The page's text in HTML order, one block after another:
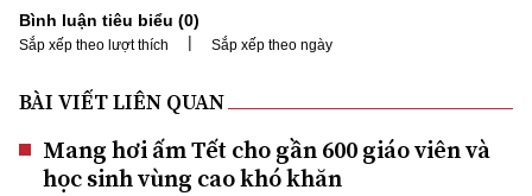
Bình luận tiêu biểu (0)
Sắp xếp theo lượt thích | Sắp xếp theo ngày
BÀI VIẾT LIÊN QUAN
Mang hơi ấm Tết cho gần 600 giáo viên và
học sinh vùng cao khó khăn